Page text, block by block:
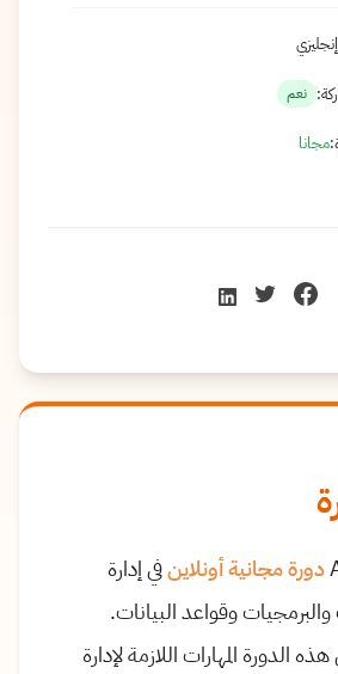
دورة مجانية أونلاينفي إدارة
والبرمجيات وقواعد البيانات.
المهارات اللازمة لإدارة
نعم
مجانا